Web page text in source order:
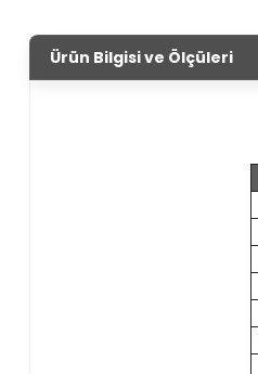
Ürün Bilgisi ve Ölçüleri